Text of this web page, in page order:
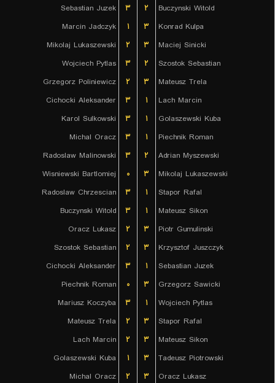
Sebastian Juzek
۳ ۲
Buczynski Witold
Marcin Jadczyk
۱ ۳
Konrad Kulpa
Mikolaj Lukaszewski
۲ ۳
Maciej Sinicki
Wojciech Pytlas
۳ ۲
Szostok Sebastian
Grzegorz Poliniewicz
۲ ۳
Mateusz Trela
Cichocki Aleksander
۳ ۱
Lach Marcin
Karol Sulkowski
۳ ۱
Golaszewski Kuba
Michal Oracz
۳ ۱
Piechnik Roman
Radoslaw Malinowski
۳ ۲
Adrian Myszewski
Wisniewski Bartlomiej
۰ ۳
Mikolaj Lukaszewski
Radoslaw Chrzescian
۳ ۱
Stapor Rafal
Buczynski Witold
۳ ۱
Mateusz Sikon
Oracz Lukasz
۲ ۳
Piotr Gumulinski
Szostok Sebastian
۲ ۳
Krzysztof Juszczyk
Cichocki Aleksander
۳ ۱
Sebastian Juzek
Piechnik Roman
۰ ۳
Grzegorz Sawicki
Mariusz Koczyba
۳ ۱
Wojciech Pytlas
Mateusz Trela
۲ ۳
Stapor Rafal
Lach Marcin
۲ ۳
Mateusz Sikon
Golaszewski Kuba
۱ ۳
Tadeusz Piotrowski
Michal Oracz
۲ ۳
Oracz Lukasz